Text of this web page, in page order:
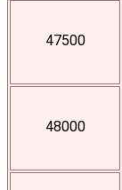
47500
48000